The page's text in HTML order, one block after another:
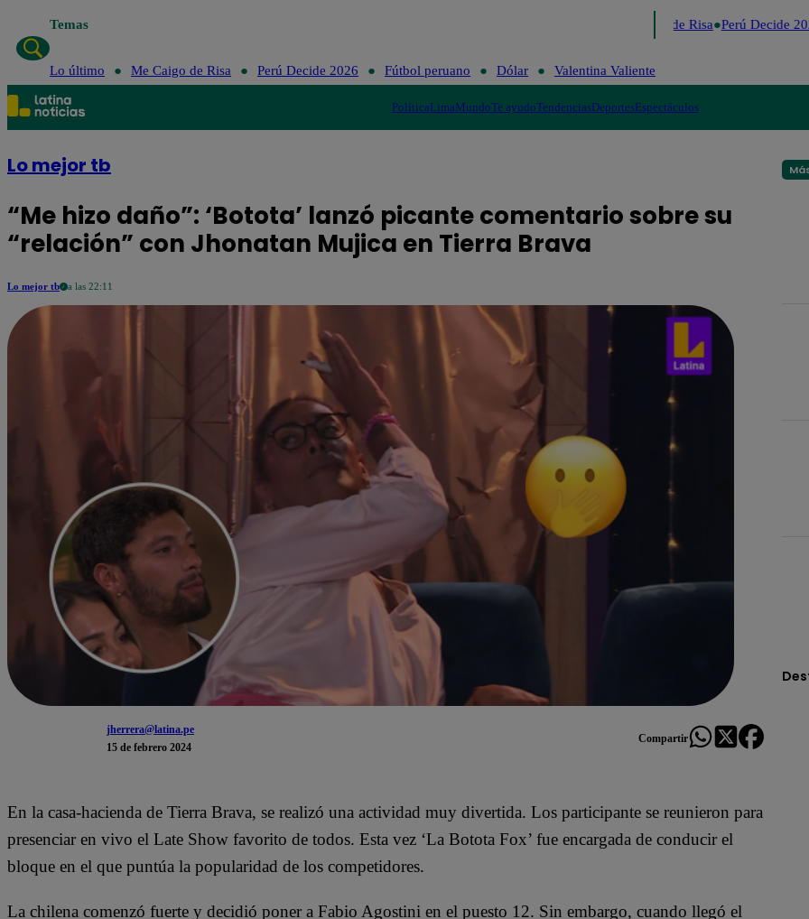
Temas Me Caigo de Risa Perú Decide
Lo último Me Caigo de Risa Perú Decide 2026 Fútbol peruano Dólar Valentina Valiente
PolíticaLimaMundoTe ayudoTendenciasDeportesEspectáculos
Lo mejor tb
“Me hizo daño”: ‘Botota’ lanzó picante comentario sobre su
“relación” con Jhonatan Mujica en Tierra Brava
Lo mejor tb a las 22:11
jherrera@latina.pe
15 de febrero 2024
Compartir
En la casa-hacienda de Tierra Brava, se realizó una actividad muy divertida. Los participante se reunieron para
presenciar en vivo el Late Show favorito de todos. Esta vez ‘La Botota Fox’ fue encargada de conducir el
bloque en el que puntúa la popularidad de los competidores.
La chilena comenzó fuerte y decidió poner a Fabio Agostini en el puesto 12. Sin embargo, cuando llegó el